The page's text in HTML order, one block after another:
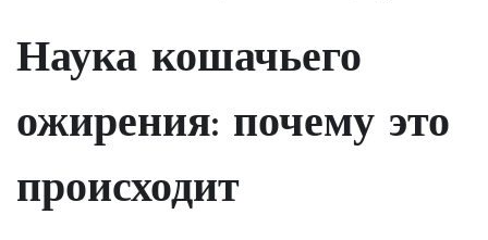
Наука кошачьего
ожирения: почему это
происходит